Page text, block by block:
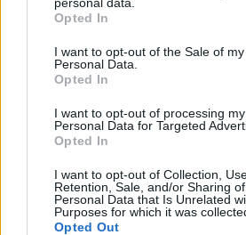
Opted In
I want to opt-out of the Sale of my
Personal Data.
Opted In
I want to opt-out of processing my
Personal Data for Targeted
Opted In
I want to opt-out of Collection,
Retention, Sale, and/or Sharing
Personal Data that Is Unrelated
Purposes for which it was
Opted Out
ο τζίρος στο α' εξάμηνο, στα 4,3
τα EBITDA
Η συμφωνία Arval-Athlon
VW: Η δύσκολη εξίσωση της
αναδιάρθρωσης
18η
ΟΤΕ